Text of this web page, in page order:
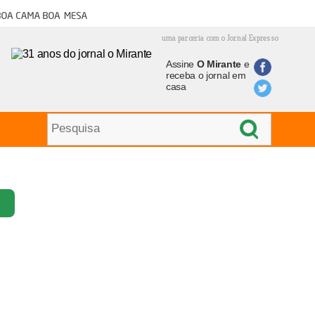
cama boa mesa
uma parceria com o Jornal Expresso
Assine O Mirantee
receba o jornal em
casa